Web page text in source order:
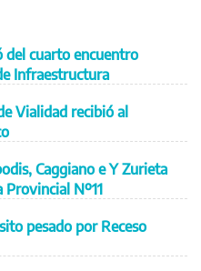
del cuarto encuentro
Infraestructura
Vialidad recibió al
Caggiano e Y Zurieta
Nº11
pesado por Receso